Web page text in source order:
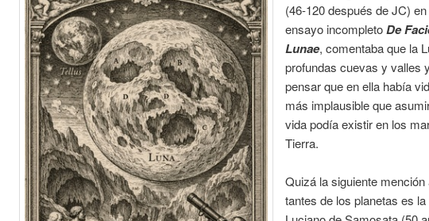
(46-120 después de JC)
ensayo incompletoDe
Lunae, comentaba que la
profundas cuevas y valles
pensar que en ella había
más implausible que
vida podía existir en los
Tierra.
Quizá la siguiente
tantes de los planetas es la